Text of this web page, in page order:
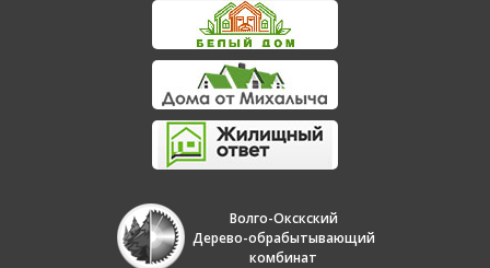
Волго-Окскский
Дерево-обрабытывающий
комбинат